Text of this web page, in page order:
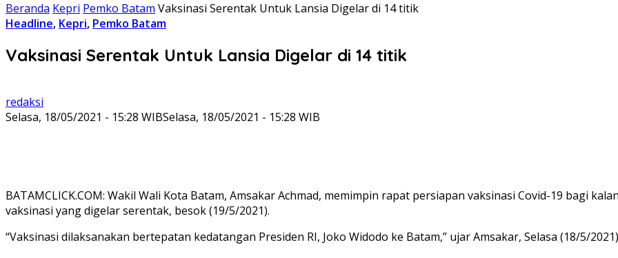
Beranda Kepri Pemko Batam Vaksinasi Serentak Untuk Lansia Digelar di 14 titik
Headline, Kepri, Pemko Batam
Vaksinasi Serentak Untuk Lansia Digelar di 14 titik
redaksi
Selasa, 18/05/2021 - 15:28 WIBSelasa, 18/05/2021 - 15:28 WIB
BATAMCLICK.COM: Wakil Wali Kota Batam, Amsakar Achmad, memimpin rapat persiapan vaksinasi Covid-19 bagi
vaksinasi yang digelar serentak, besok (19/5/2021).
“Vaksinasi dilaksanakan bertepatan kedatangan Presiden RI, Joko Widodo ke Batam,” ujar Amsakar, Selasa (18/5/